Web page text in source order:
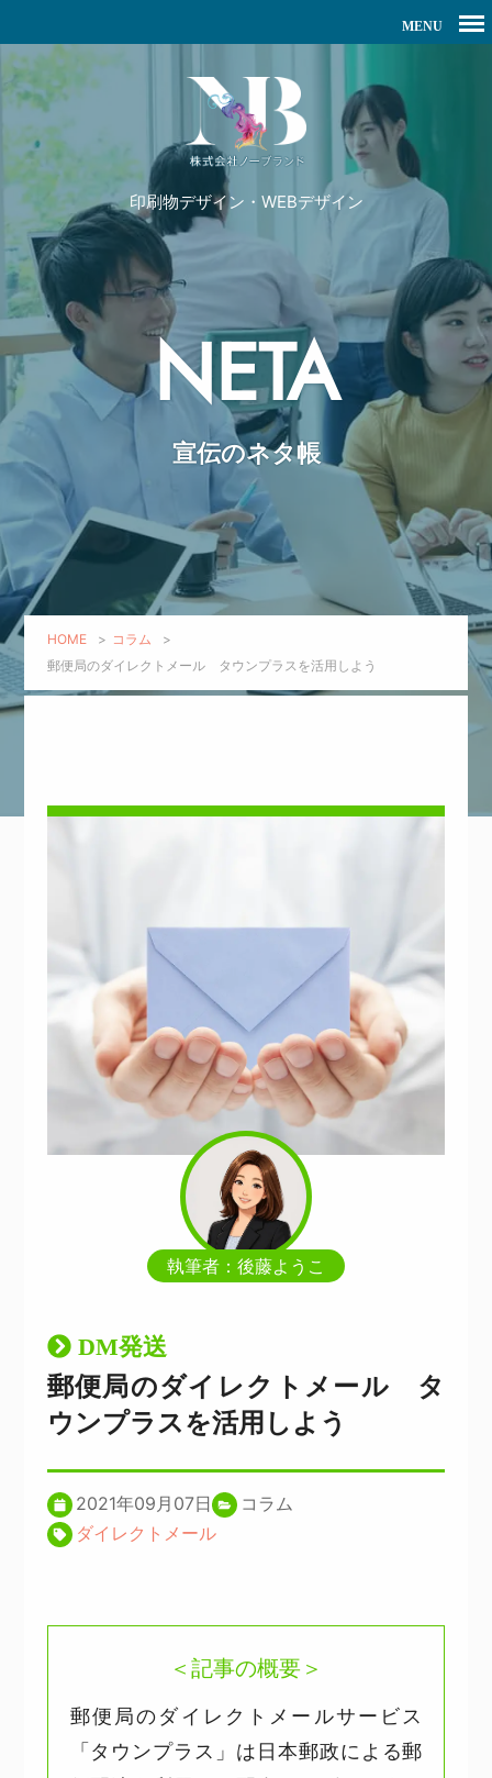
印刷物デザイン・WEBデザイン
NETA
宣伝のネタ帳
HOME > コラム
>
郵便局のダイレクトメール タウンプラスを活用しよう
執筆者：後藤ようこ
DM発送
郵便局のダイレクトメール タ
ウンプラスを活用しよう
2021年09月07日
コラム
ダイレクトメール
＜記事の概要＞
郵便局のダイレクトメールサービス
「タウンプラス」は日本郵政による郵